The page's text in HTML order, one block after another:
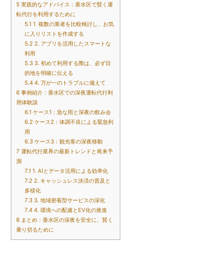
5 実践的なアドバイス：垂水区で賢く運
転代行を利用するために
5.1 1. 複数の業者を比較検討し、お気
に入りリストを作成する
5.2 2. アプリを活用したスマートな
利用
5.3 3. 初めて利用する際は、必ず目
的地を明確に伝える
5.4 4. 万が一のトラブルに備えて
6 事例紹介：垂水区での深夜運転代行利
用体験談
6.1 ケース1：急な雨と深夜の飲み会
6.2 ケース2：体調不良による緊急利
用
6.3 ケース3：観光客の深夜移動
7 運転代行業界の最新トレンドと将来予
測
7.1 1. AIとデータ活用による効率化
7.2 2. キャッシュレス決済の普及と
多様化
7.3 3. 地域密着型サービスの深化
7.4 4. 環境への配慮とEV化の推進
8 まとめ：垂水区の深夜を安全に、賢く
乗り切るために